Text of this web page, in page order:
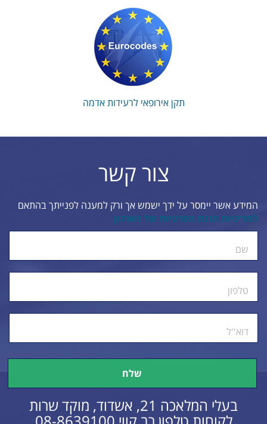
תקן אירופאי לרעידות אדמה
צור קשר
המידע אשר יימסר על ידך ישמש אך ורק למענה לפנייתך בהתאם
למדיניות הגנת הפרטיות של הארגון
שם
טלפון
דוא''ל
בעלי המלאכה 21, אשדוד, מוקד שרות